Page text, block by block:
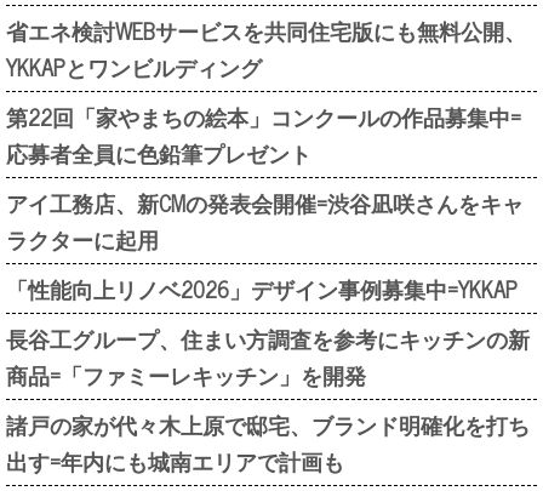
省エネ検討WEBサービスを共同住宅版にも無料公開、
YKKAPとワンビルディング
第22回「家やまちの絵本」コンクールの作品募集中=
応募者全員に色鉛筆プレゼント
アイ工務店、新CMの発表会開催=渋谷凪咲さんをキャ
ラクターに起用
「性能向上リノベ2026」デザイン事例募集中=YKKAP
長谷工グループ、住まい方調査を参考にキッチンの新
商品=「ファミーレキッチン」を開発
諸戸の家が代々木上原で邸宅、ブランド明確化を打ち
出す=年内にも城南エリアで計画も